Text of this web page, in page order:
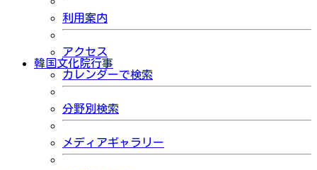
利用案内
アクセス
韓国文化院行事
カレンダーで検索
分野別検索
メディアギャラリー